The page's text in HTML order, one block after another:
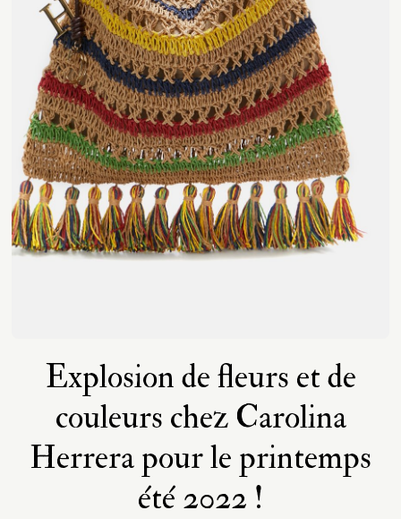
Explosion de fleurs et de
couleurs chez Carolina
Herrera pour le printemps
été 2022 !